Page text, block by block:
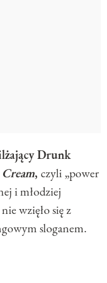
Drunk
, czyli „power
i młodziej
wzięło się z
sloganem.